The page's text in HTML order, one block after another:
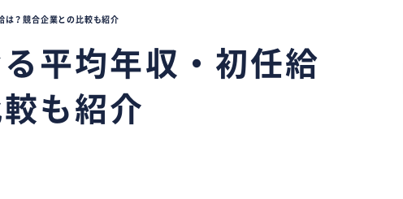
は？競合企業との比較も紹介
平均年収・初任給
も紹介